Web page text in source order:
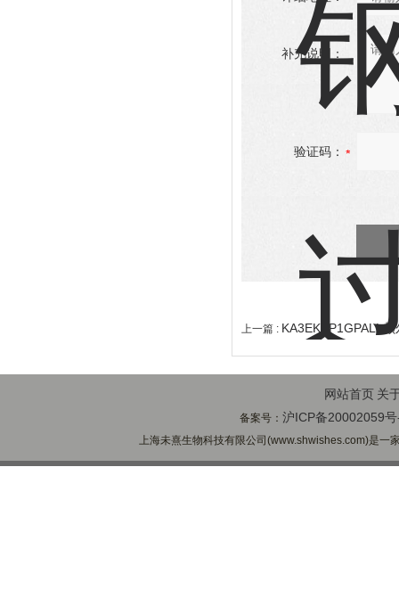
补充说明：
验证码：
上一篇 : KA3EKVP1GPALL
网站首页 关
备案号：沪ICP备20002059
上海未熹生物科技有限公司(www.shwishes.com)是一